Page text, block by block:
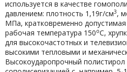
используется в качестве
давлением: плотность 1,19г/см3,
МПа, кратковременно
рабочая температура 150оС,
для высокочастотных и
высокими тепловыми и
Высокоударопрочный